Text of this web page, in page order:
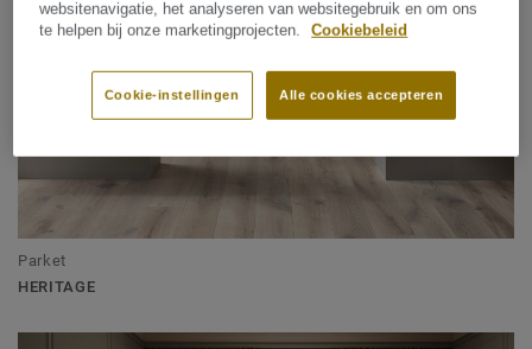
Parket
HERITAGE
websitenavigatie, het analyseren van websitegebruik en om ons
te helpen bij onze marketingprojecten.
Cookiebeleid
Alle cookies accepteren
Cookie-instellingen